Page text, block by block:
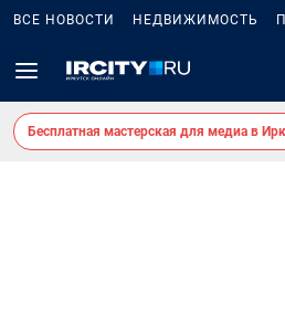
ВСЕ НОВОСТИ НЕДВИЖИМОСТЬ
Бесплатная мастерская для медиа в